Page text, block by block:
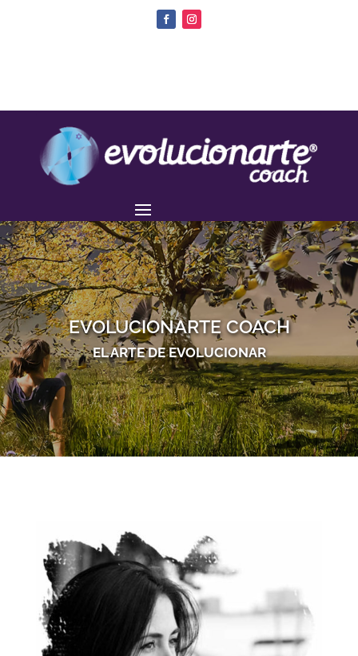
EVOLUCIONARTE COACH
EL ARTE DE EVOLUCIONAR